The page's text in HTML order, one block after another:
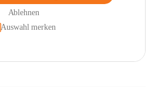
Ablehnen
Auswahl merken